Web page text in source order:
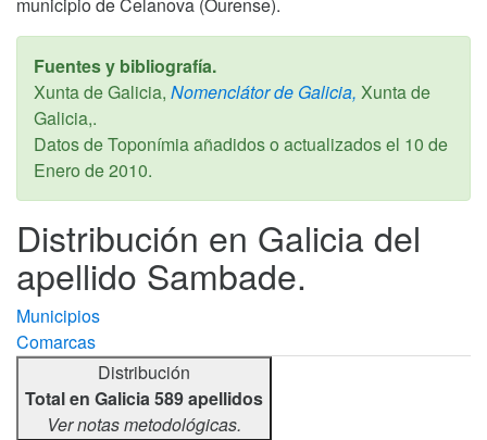
Fuentes y bibliografía.
Xunta de Galicia, Nomenclátor de Galicia, Xunta de
Galicia,.
Datos de Toponímia añadidos o actualizados el 10 de
Enero de 2010.
Distribución en Galicia del
apellido Sambade.
Municipios
Comarcas
Distribución
Total en Galicia 589 apellidos
Ver notas metodológicas.